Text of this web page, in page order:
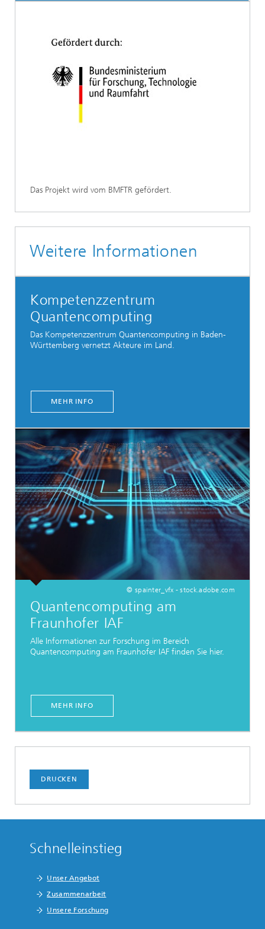
Das Projekt wird vom BMFTR gefördert.
Weitere Informationen
Kompetenzzentrum
Quantencomputing
Das Kompetenzzentrum Quantencomputing in Baden-
Württemberg vernetzt Akteure im Land.
MEHR INFO
© spainter_vfx - stock.adobe.com
Quantencomputing am
Fraunhofer IAF
Alle Informationen zur Forschung im Bereich
Quantencomputing am Fraunhofer IAF finden Sie hier.
MEHR INFO
DRUCKEN
Schnelleinstieg
Unser Angebot
Zusammenarbeit
Unsere Forschung